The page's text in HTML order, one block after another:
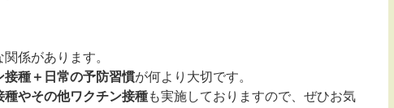
係があります。
接種＋日常の予防習慣が何より大切です。
種やその他ワクチン接種も実施しておりますので、ぜひお気